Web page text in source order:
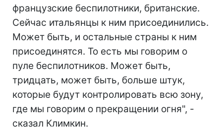
французские беспилотники, британские.
Сейчас итальянцы к ним присоединились.
Может быть, и остальные страны к ним
присоединятся. То есть мы говорим о
пуле беспилотников. Может быть,
тридцать, может быть, больше штук,
которые будут контролировать всю зону,
где мы говорим о прекращении огня", -
сказал Климкин.